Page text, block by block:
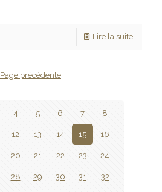
Lire la suite
Page précédente
4 5 6 7 8
12 13 14 15 16
20 21 22 23 24
28 29 30 31 32